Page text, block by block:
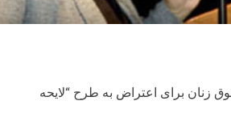
از فعالان حقوق زنان برای اعتراض به طرح “لایحه